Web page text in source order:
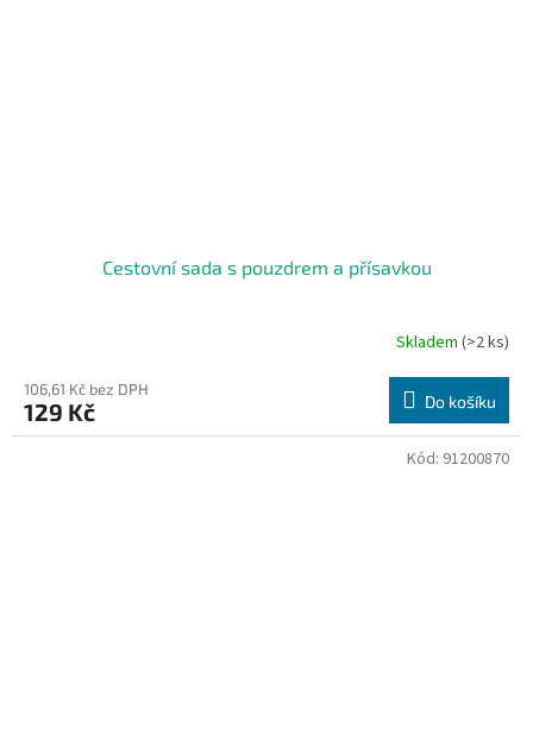
Cestovní sada s pouzdrem a přísavkou
Skladem (>2 ks)
106,61 Kč bez DPH
129 Kč Do košíku
Kód: 91200870